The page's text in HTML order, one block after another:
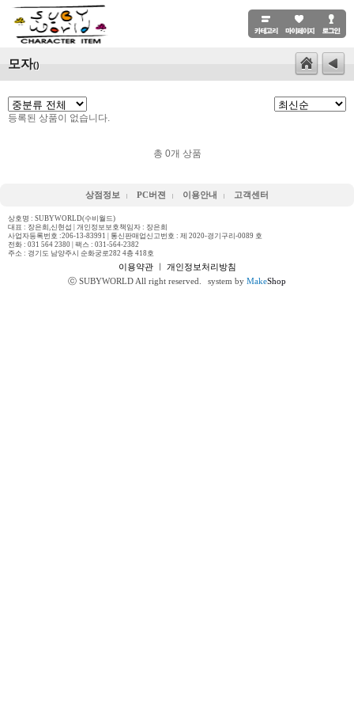
모자()
등록된 상품이 없습니다.
총 0개 상품
상점정보 PC버젼 이용안내 고객센터
상호명 : SUBYWORLD(수비월드)
대표 : 장은희,신현섭 | 개인정보보호책임자 : 장은희
사업자등록번호 :206-13-83991 | 통신판매업신고번호 : 제 2020-경기구리-0089 호
전화 : 031 564 2380 | 팩스 : 031-564-2382
주소 : 경기도 남양주시 순화궁로282 4층 418호
이용약관ㅣ 개인정보처리방침
ⓒ SUBYWORLD All right reserved.
system by MakeShop